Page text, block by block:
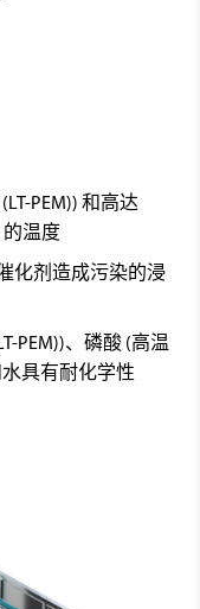
PEM)) 和高达
的温度
化剂造成污染的浸
PEM))、磷酸 (高温
水具有耐化学性